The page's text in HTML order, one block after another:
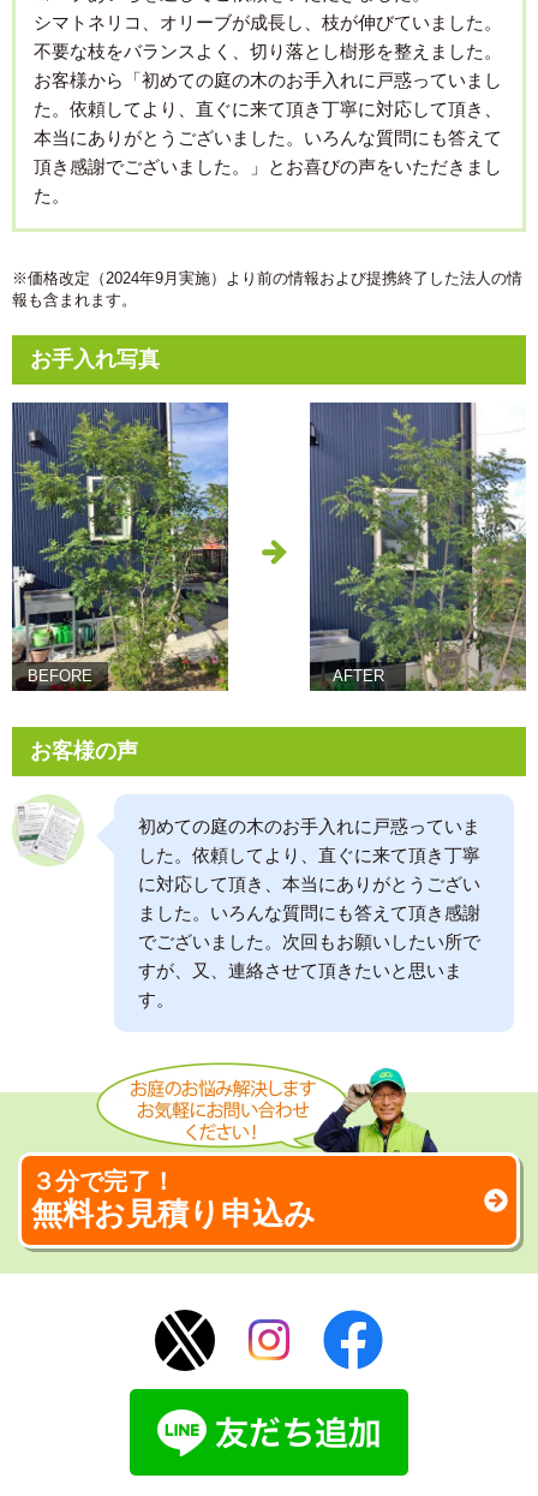
シマトネリコ、オリーブが成長し、枝が伸びていました。
不要な枝をバランスよく、切り落とし樹形を整えました。
お客様から「初めての庭の木のお手入れに戸惑っていまし
た。依頼してより、直ぐに来て頂き丁寧に対応して頂き、
本当にありがとうございました。いろんな質問にも答えて
頂き感謝でございました。」とお喜びの声をいただきまし
た。
※価格改定（2024年9月実施）より前の情報および提携終了した法人の情
報も含まれます。
お手入れ写真
BEFORE AFTER
お客様の声
初めての庭の木のお手入れに戸惑っていま
した。依頼してより、直ぐに来て頂き丁寧
に対応して頂き、本当にありがとうござい
ました。いろんな質問にも答えて頂き感謝
でございました。次回もお願いしたい所で
すが、又、連絡させて頂きたいと思いま
す。
３分で完了！
無料お見積り申込み